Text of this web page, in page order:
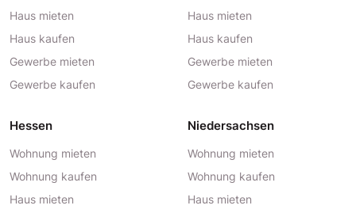
Haus mieten
Haus kaufen
Gewerbe mieten
Gewerbe kaufen
Haus mieten
Haus kaufen
Gewerbe mieten
Gewerbe kaufen
Hessen
Wohnung mieten
Wohnung kaufen
Haus mieten
Niedersachsen
Wohnung mieten
Wohnung kaufen
Haus mieten